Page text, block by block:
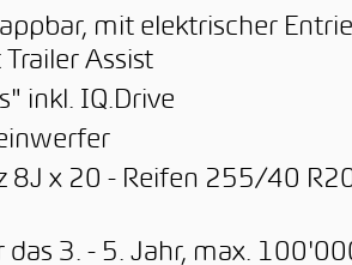
mit elektrischer
Assist
inkl. IQ.Drive
8J x 20 - Reifen 255/40
das 3. - 5. Jahr, max.